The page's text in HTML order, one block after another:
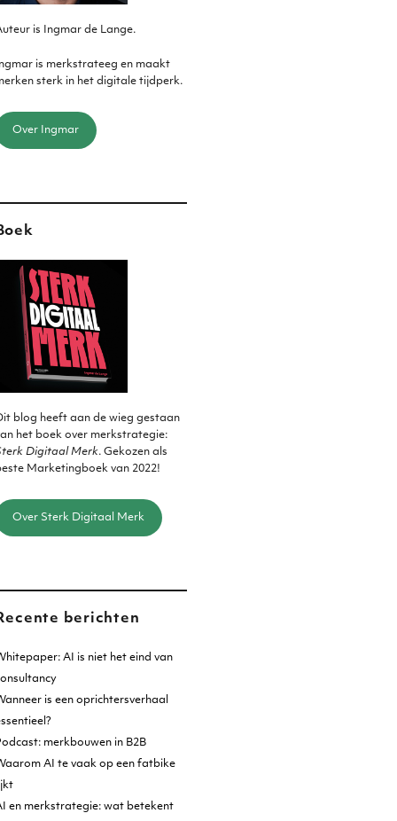
is Ingmar de Lange.
Ingmar is merkstrateeg en maakt
sterk in het digitale tijdperk.
Over Ingmar
blog heeft aan de wieg gestaan
het boek over merkstrategie:
Digitaal Merk. Gekozen als
Marketingboek van 2022!
Over Sterk Digitaal Merk
berichten
AI is niet het eind van
is een oprichtersverhaal
merkbouwen in B2B
AI te vaak op een fatbike
en merkstrategie: wat betekent